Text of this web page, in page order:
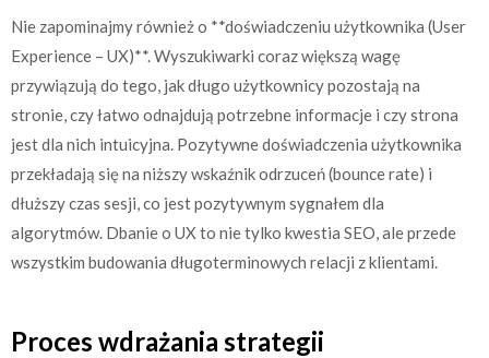
Nie zapominajmy również o **doświadczeniu użytkownika (User
Experience – UX)**. Wyszukiwarki coraz większą wagę
przywiązują do tego, jak długo użytkownicy pozostają na
stronie, czy łatwo odnajdują potrzebne informacje i czy strona
jest dla nich intuicyjna. Pozytywne doświadczenia użytkownika
przekładają się na niższy wskaźnik odrzuceń (bounce rate) i
dłuższy czas sesji, co jest pozytywnym sygnałem dla
algorytmów. Dbanie o UX to nie tylko kwestia SEO, ale przede
wszystkim budowania długoterminowych relacji z klientami.
Proces wdrażania strategii